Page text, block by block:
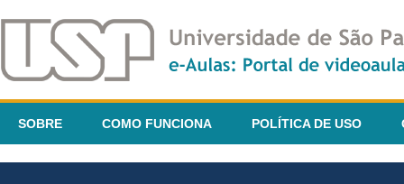
SOBRE COMO FUNCIONA POLÍTICA DE USO